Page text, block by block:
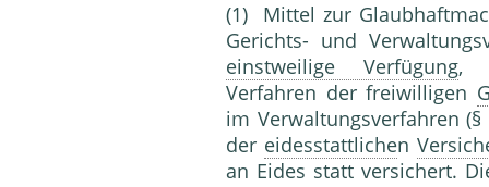
(1) Mittel zur
Gerichts- und
einstweilige Verfügung,
Verfahren der freiwilligen
im Verwaltungsverfahren (§
der eidesstattlichen
an Eides statt versichert.